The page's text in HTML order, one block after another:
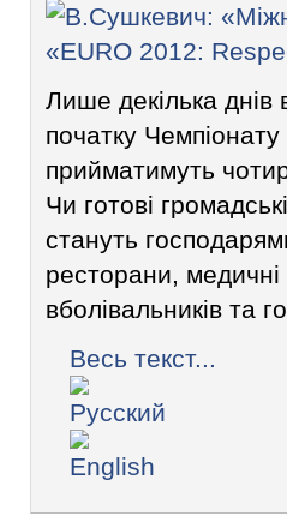
Лише декілька днів
початку
прийматимуть
Чи готові
стануть
ресторани, медичні
вболівальників та
Весь текст...